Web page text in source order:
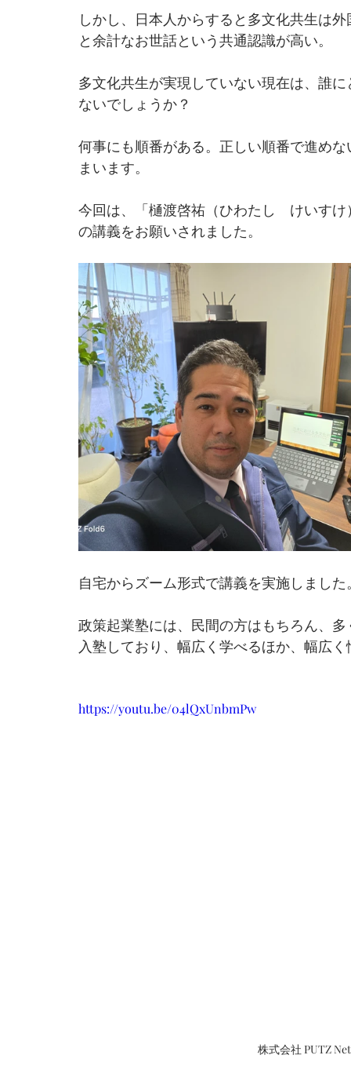
しかし、日本人からすると多文化共生は
と余計なお世話という共通認識が高い。
多文化共生が実現していない現在は、誰
ないでしょうか？
何事にも順番がある。正しい順番で進め
まいます。
今回は、「樋渡啓祐（ひわたし　けいす
の講義をお願いされました。
自宅からズーム形式で講義を実施しました
政策起業塾には、民間の方はもちろん、
入塾しており、幅広く学べるほか、幅広
https://youtu.be/04lQxUnbmPw
株式会社 PUTZ